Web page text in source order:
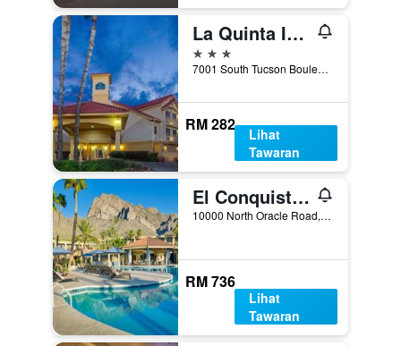
La Quinta Inn & Suites by Wyndham Tucson Airport
3 bintang
7001 South Tucson Boulevard, Tucson, AZ, Amerika Syarikat
RM 282
Lihat
Tawaran
El Conquistador Tucson, A Hilton Resort
10000 North Oracle Road, Tucson, AZ, Amerika Syarikat
RM 736
Lihat
Tawaran